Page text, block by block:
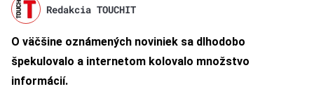
Redakcia TOUCHIT
O väčšine oznámených noviniek sa dlhodobo
špekulovalo a internetom kolovalo množstvo
informácií.